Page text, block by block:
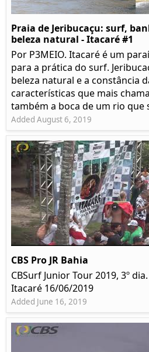
Praia de Jeribucaçu: surf,
beleza natural - Itacaré #1
Por P3MEIO. Itacaré é um
para a prática do surf.
beleza natural e a constância
características que mais
também a boca de um rio que
Added August 6, 2019
CBS Pro JR Bahia
CBSurf Junior Tour 2019, 3º
Itacaré 16/06/2019
Added June 16, 2019